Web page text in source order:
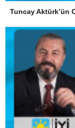
Tuncay Aktürk’ün